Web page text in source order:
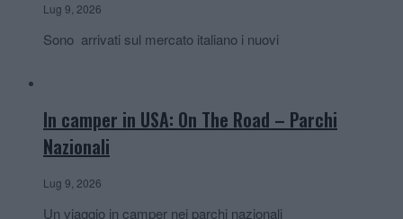
Lug 9, 2026
Sono arrivati sul mercato italiano i nuovi
In camper in USA: On The Road – Parchi
Nazionali
Lug 9, 2026
Un viaggio in camper nei parchi nazionali